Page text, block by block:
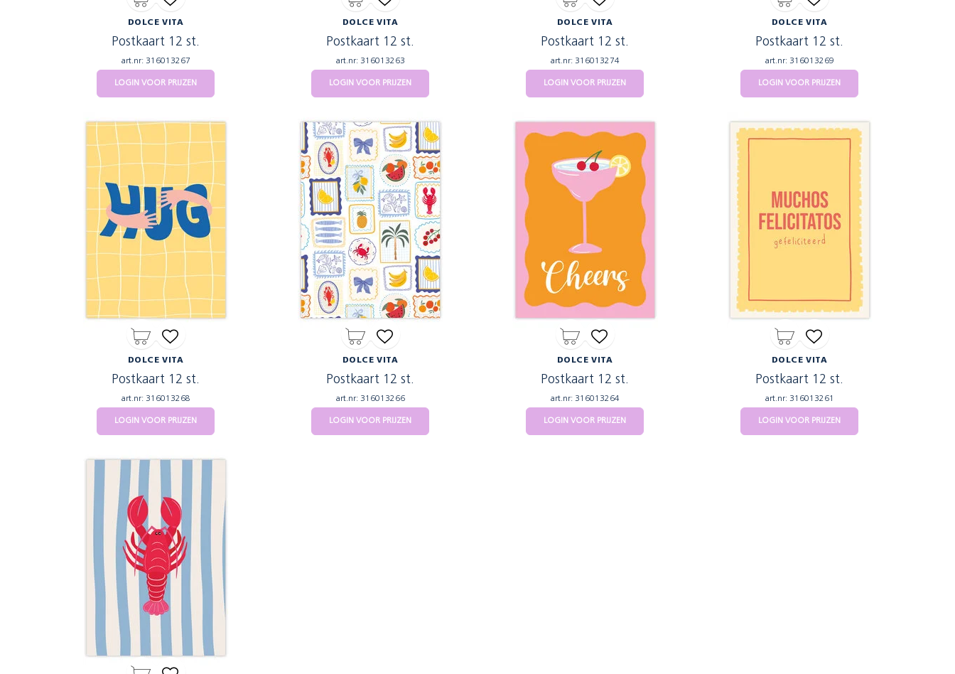
DOLCE VITA
Postkaart 12 st.
art.nr: 316013267
LOGIN VOOR PRIJZEN
DOLCE VITA
Postkaart 12 st.
art.nr: 316013263
LOGIN VOOR PRIJZEN
DOLCE VITA
Postkaart 12 st.
art.nr: 316013274
LOGIN VOOR PRIJZEN
DOLCE VITA
Postkaart 12 st.
art.nr: 316013269
LOGIN VOOR PRIJZEN
DOLCE VITA
Postkaart 12 st.
art.nr: 316013268
LOGIN VOOR PRIJZEN
DOLCE VITA
Postkaart 12 st.
art.nr: 316013266
LOGIN VOOR PRIJZEN
DOLCE VITA
Postkaart 12 st.
art.nr: 316013264
LOGIN VOOR PRIJZEN
DOLCE VITA
Postkaart 12 st.
art.nr: 316013261
LOGIN VOOR PRIJZEN